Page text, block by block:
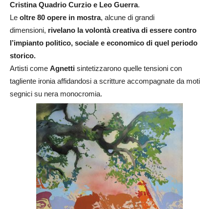
Cristina Quadrio Curzio e Leo Guerra.
Le oltre 80 opere in mostra, alcune di grandi
dimensioni, rivelano la volontà creativa di essere contro
l’impianto politico, sociale e economico di quel periodo
storico.
Artisti come Agnetti sintetizzarono quelle tensioni con
tagliente ironia affidandosi a scritture accompagnate da moti
segnici su nera monocromia.